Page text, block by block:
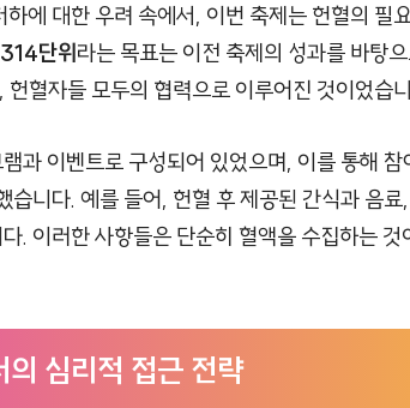
하에 대한 우려 속에서, 이번 축제는 헌혈의 필
314단위라는 목표는 이전 축제의 성과를 바탕
혈자들 모두의 협력으로 이루어진 것이었습
과 이벤트로 구성되어 있었으며, 이를 통해
습니다. 예를 들어, 헌혈 후 제공된 간식과 음
. 이러한 사항들은 단순히 혈액을 수집하는
의 심리적 접근 전략